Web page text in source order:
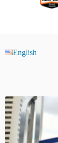
プ
English